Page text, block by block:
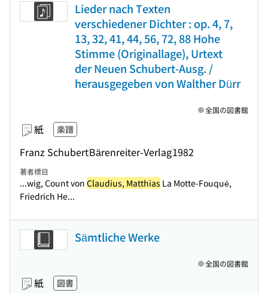
Lieder nach Texten
verschiedener Dichter : op. 4, 7,
13, 32, 41, 44, 56, 72, 88 Hohe
Stimme (Originallage), Urtext
der Neuen Schubert-Ausg. /
herausgegeben von Walther Dürr
紙 楽譜
Franz SchubertBärenreiter-Verlag1982
全国の図書館
著者標目
...wig, Count von Claudius, Matthias La Motte-Fouqué,
Friedrich He...
Sämtliche Werke
紙 図書
全国の図書館